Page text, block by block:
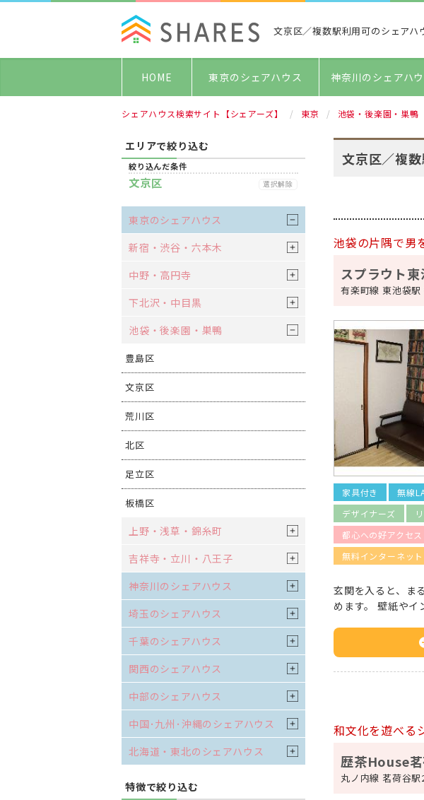
文京区／複数駅利用可のシェアハ
HOME 東京のシェアハウス 神奈川のシェアハ
シェアハウス検索サイト【シェアーズ】 東京 池袋・後楽園・巣鴨
エリアで絞り込む
絞り込んだ条件
文京区 選択解除
東京のシェアハウス
新宿・渋谷・六本木
中野・高円寺
下北沢・中目黒
池袋・後楽園・巣鴨
豊島区
文京区
荒川区
北区
足立区
板橋区
上野・浅草・錦糸町
吉祥寺・立川・八王子
神奈川のシェアハウス
埼玉のシェアハウス
千葉のシェアハウス
関西のシェアハウス
中部のシェアハウス
中国･九州･沖縄のシェアハウス
北海道・東北のシェアハウス
特徴で絞り込む
文京区／複
池袋の片隅で男
スプラウト東
有楽町線 東池袋駅
家具付き 無線
デザイナーズ
都心への好アクセス
無料インターネット
玄関を入ると、ま
めます。 壁紙や
和文化を遊べる
歴茶House
丸ノ内線 茗荷谷